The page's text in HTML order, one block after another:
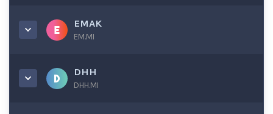
EMAK
EM.MI
DHH
DHH.MI